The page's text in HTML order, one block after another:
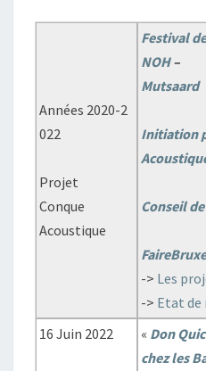
Années 2020-2
022
Projet
Conque
Acoustique
Festival
NOH–
Mutsaard
Initiation
Conseil
-> Les
-> Etat
16 Juin 2022
« Don
chez les